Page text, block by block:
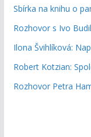
Sbírka na knihu o
Rozhovor s Ivo
Ilona Švihlíková:
Robert Kotzian:
Rozhovor Petra